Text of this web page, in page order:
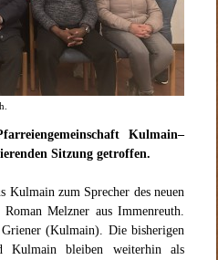
Kulmain–
Sitzung getroffen.
Kulmain zum Sprecher des neuen
Melzner aus Immenreuth.
(Kulmain). Die bisherigen
Kulmain bleiben weiterhin als